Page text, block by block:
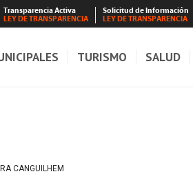
Transparencia Activa
LEY DE TRANSPARENCIA
Solicitud de Información
LEY DE TRANSPARENCIA
TURISMO SALUD
CANGUILHEM